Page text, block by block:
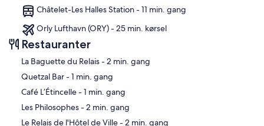
Châtelet-Les Halles Station - 11 min. gang
Orly Lufthavn (ORY) - 25 min. kørsel
Restauranter
‪La Baguette du Relais - ‬2 min. gang
‪Quetzal Bar - ‬1 min. gang
‪Café L’Étincelle - ‬1 min. gang
‪Les Philosophes - ‬2 min. gang
‪Le Relais de l'Hôtel de Ville - ‬2 min. gang